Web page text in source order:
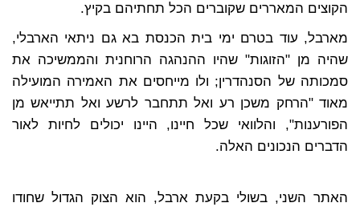
הקוצים המאררים שקוברים הכל תחתיהם בקיץ.
מארבל, עוד בטרם ימי בית הכנסת בא גם ניתאי הארבלי,
שהיה מן "הזוגות" שהיו ההנהגה הרוחנית והממשיכה את
סמכותה של הסנהדרין; ולו מייחסים את האמירה המועילה
מאוד "הרחק משכן רע ואל תתחבר לרשע ואל תתייאש מן
הפורענות", והלוואי שכל חיינו, היינו יכולים לחיות לאור
הדברים הנכונים האלה.
האתר השני, בשולי בקעת ארבל, הוא הצוק הגדול שחודו